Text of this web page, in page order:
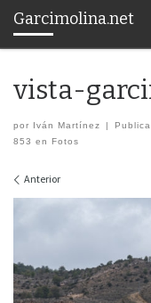
Saltar al contenido
Garcimolina.net
vista-
por Iván Martínez |
853 en Fotos
Navegación
Anterior